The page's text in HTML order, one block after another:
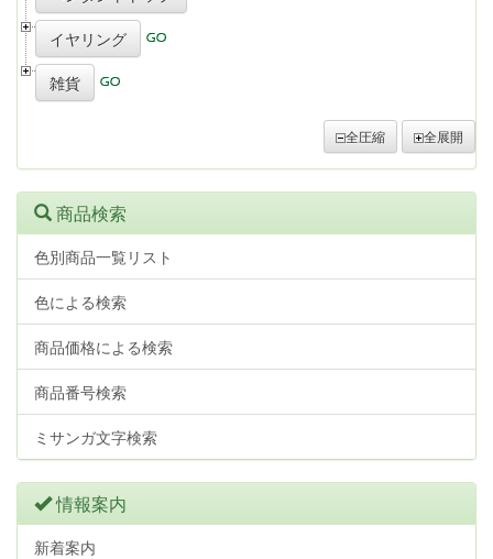
イヤリング
雑貨
全圧縮 全展開
商品検索
色別商品一覧リスト
色による検索
商品価格による検索
商品番号検索
ミサンガ文字検索
情報案内
新着案内